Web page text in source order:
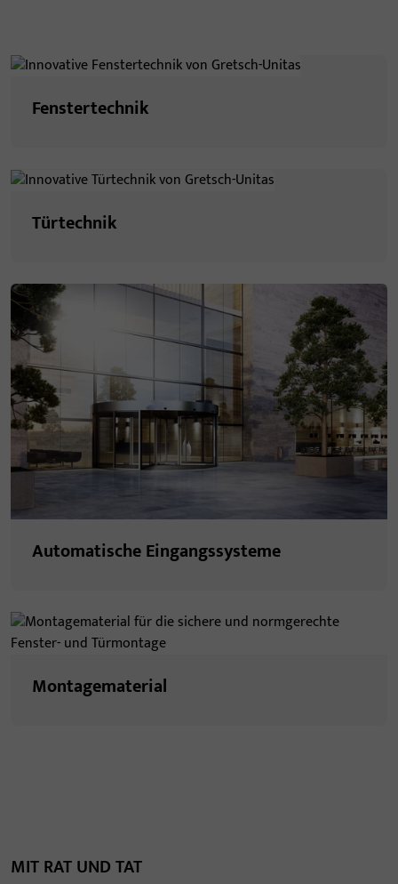
Fenstertechnik
Türtechnik
Automatische Eingangssysteme
Montagematerial
MIT RAT UND TAT